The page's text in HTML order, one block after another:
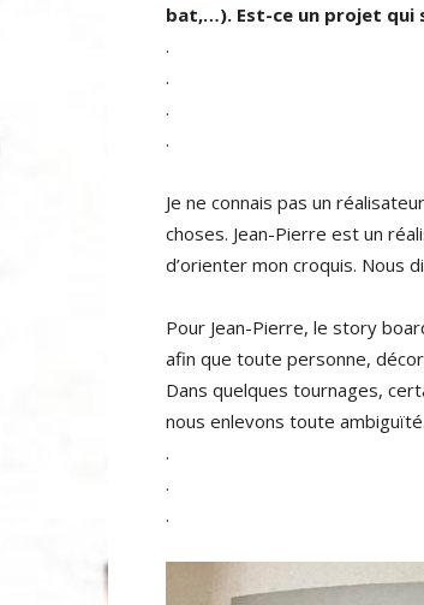
bat,…). Est-ce un projet qui
.
.
.
.
Je ne connais pas un
choses. Jean-Pierre est un
d’orienter mon croquis. Nous
Pour Jean-Pierre, le story
afin que toute personne,
Dans quelques tournages,
nous enlevons toute ambiguïté.
.
.
.